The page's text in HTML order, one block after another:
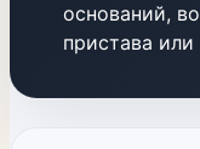
оснований,
пристава